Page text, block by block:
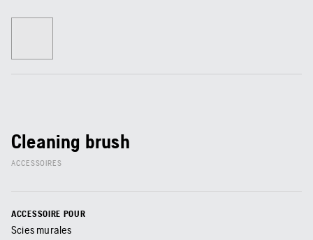
Cleaning brush
ACCESSOIRES
ACCESSOIRE POUR
Scies murales